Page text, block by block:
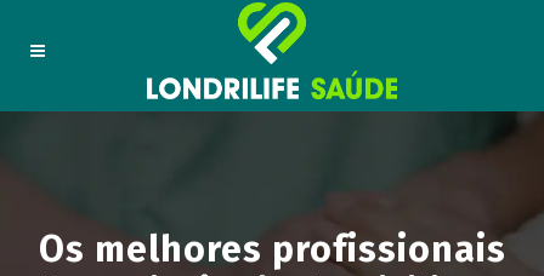
Os melhores profissionais